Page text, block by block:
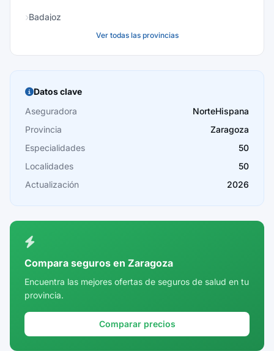
Badajoz
Burgos
Cáceres
Cádiz
Cantabria
Castellón
Córdoba
Cuenca
Girona
Ver todas las provincias
Datos clave
Aseguradora
NorteHispana
Provincia
Zaragoza
Especialidades
50
Localidades
50
Actualización
2026
Compara seguros en Zaragoza
Encuentra las mejores ofertas de seguros de salud en tu
provincia.
Comparar precios